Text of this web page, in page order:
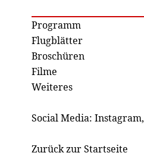
Programm
Flugblätter
Broschüren
Filme
Weiteres
Social Media: Instagram,
Zurück zur Startseite